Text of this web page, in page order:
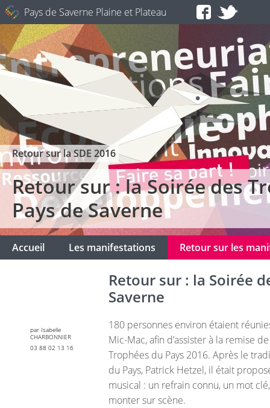
Pays de Saverne Plaine et Plateau
Retour sur la SDE 2016
Retour sur : la Soirée des
Pays de Saverne
Accueil Les manifestations Retour sur les
Retour sur : la Soirée
Saverne
180 personnes environ étaient
Mic-Mac, afin d’assister à la remise
Trophées du Pays 2016. Après le
du Pays, Patrick Hetzel, il était
musical : un refrain connu, un mot
monter sur scène.
par Isabelle
CHARBONNIER
03 88 02 13 16